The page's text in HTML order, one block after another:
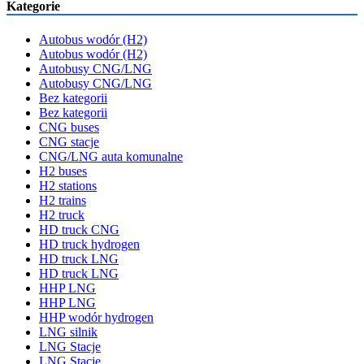
Kategorie
Autobus wodór (H2)
Autobus wodór (H2)
Autobusy CNG/LNG
Autobusy CNG/LNG
Bez kategorii
Bez kategorii
CNG buses
CNG stacje
CNG/LNG auta komunalne
H2 buses
H2 stations
H2 trains
H2 truck
HD truck CNG
HD truck hydrogen
HD truck LNG
HD truck LNG
HHP LNG
HHP LNG
HHP wodór hydrogen
LNG silnik
LNG Stacje